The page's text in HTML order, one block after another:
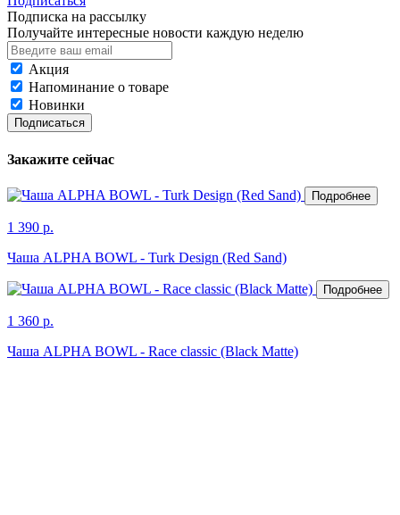
Подписка на рассылку
Получайте интересные новости каждую неделю
Акция
Напоминание о товаре
Новинки
Подписаться
Закажите сейчас
Подробнее
1 390 р.
Чаша ALPHA BOWL - Turk Design (Red Sand)
Подробнее
1 360 р.
Чаша ALPHA BOWL - Race classic (Black Matte)